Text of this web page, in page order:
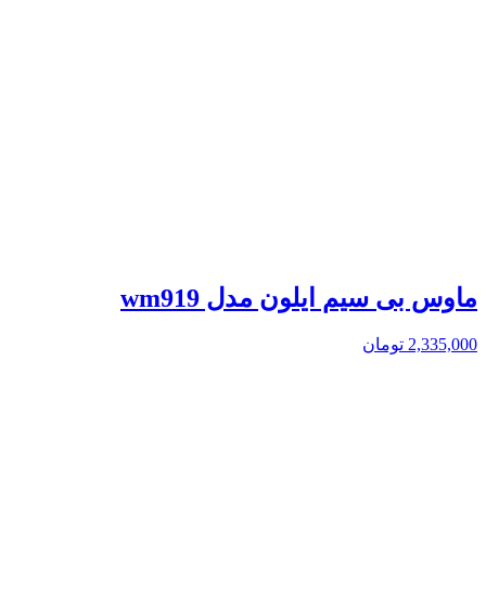
ماوس بی سیم ایلون مدل wm919
2,335,000 تومان